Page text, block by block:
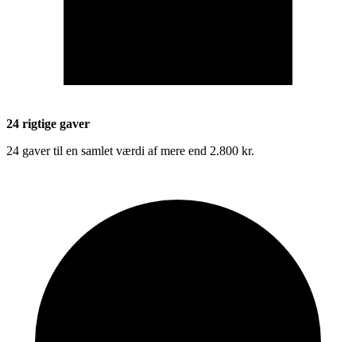
24 rigtige gaver
24 gaver til en samlet værdi af mere end 2.800 kr.